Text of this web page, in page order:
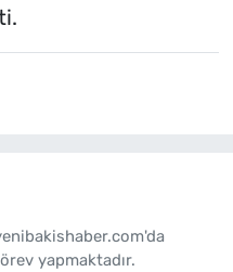
yapmaktadır.